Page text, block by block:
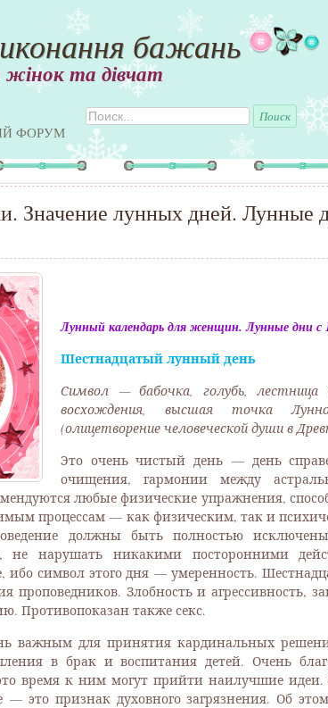
бажань
та дівчат
ФОРУМ
Значение лунных дней. Лунные
Лунный календарь для женщин. Лунные дни с
Шестнадцатый лунный день
Символ — бабочка, голубь, лестница
восхождения, высшая точка
(олицетворение человеческой души в
Это очень чистый день — день
очищения, гармонии между
любые физические упражнения,
процессам — как физическим, так и
должны быть полностью
не нарушать никакими посторонними
ибо символ этого дня — умеренность.
проповедников. Злобность и агрессивность,
Противопоказан также секс.
важным для принятия кардинальных
в брак и воспитания детей. Очень
время к ним могут прийти наилучшие идеи.
— это признак духовного загрязнения. Об